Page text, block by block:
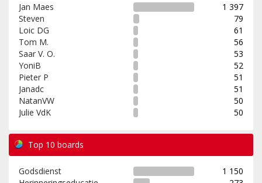
Jan Maes
1 397
Steven
79
Loic DG
61
Tom M.
56
Saar V. O.
53
YoniB
52
Pieter P
51
Janadc
51
NatanVW
50
Julie VdK
50
Top 10 boards
Godsdienst
1 150